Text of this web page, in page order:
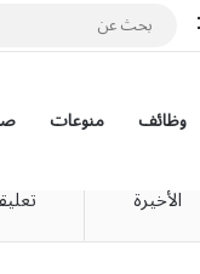
مقال عشوائي
وظائف منوعات
الأخيرة